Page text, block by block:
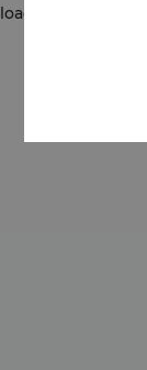
loading...